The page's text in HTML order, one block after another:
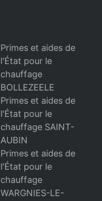
Primes et aides de
l'État pour le
chauffage
BOLLEZEELE
Primes et aides de
l'État pour le
chauffage SAINT-
AUBIN
Primes et aides de
l'État pour le
chauffage
WARGNIES-LE-